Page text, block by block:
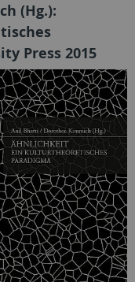
(Hg.):
Press 2015